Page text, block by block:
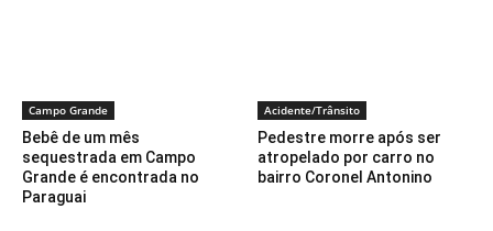
Campo Grande
Bebê de um mês
sequestrada em Campo
Grande é encontrada no
Paraguai
Acidente/Trânsito
Pedestre morre após ser
atropelado por carro no
bairro Coronel Antonino